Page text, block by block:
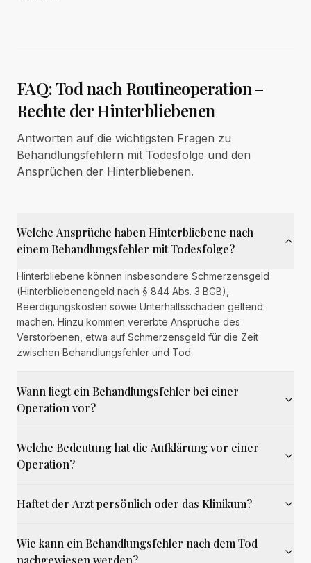
FAQ: Tod nach Routineoperation –
Rechte der Hinterbliebenen
Antworten auf die wichtigsten Fragen zu
Behandlungsfehlern mit Todesfolge und den
Ansprüchen der Hinterbliebenen.
Welche Ansprüche haben Hinterbliebene nach
einem Behandlungsfehler mit Todesfolge?
Hinterbliebene können insbesondere Schmerzensgeld
(Hinterbliebenengeld nach § 844 Abs. 3 BGB),
Beerdigungskosten sowie Unterhaltsschaden geltend
machen. Hinzu kommen vererbte Ansprüche des
Verstorbenen, etwa auf Schmerzensgeld für die Zeit
zwischen Behandlungsfehler und Tod.
Wann liegt ein Behandlungsfehler bei einer
Operation vor?
Welche Bedeutung hat die Aufklärung vor einer
Operation?
Haftet der Arzt persönlich oder das Klinikum?
Wie kann ein Behandlungsfehler nach dem Tod
nachgewiesen werden?